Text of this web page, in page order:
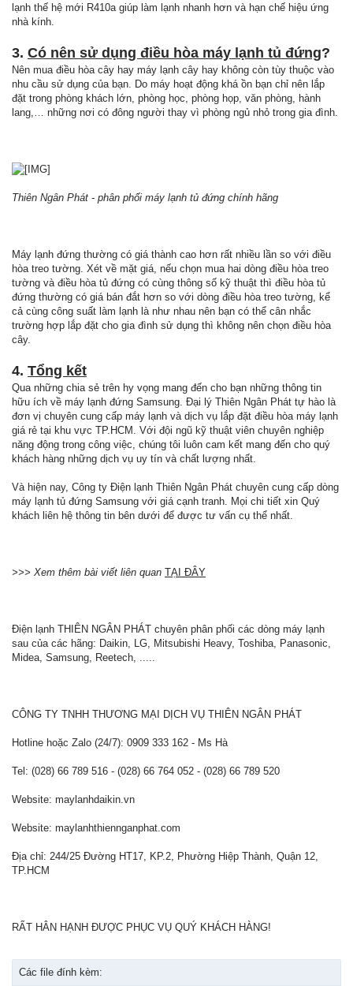
lạnh thế hệ mới R410a giúp làm lạnh nhanh hơn và hạn chế hiệu ứng
nhà kính.
3. Có nên sử dụng điều hòa máy lạnh tủ đứng?
Nên mua điều hòa cây hay máy lạnh cây hay không còn tùy thuộc vào
nhu cầu sử dụng của bạn. Do máy hoạt động khá ồn bạn chỉ nên lắp
đặt trong phòng khách lớn, phòng học, phòng họp, văn phòng, hành
lang,… những nơi có đông người thay vì phòng ngủ nhỏ trong gia đình.
Thiên Ngân Phát - phân phối máy lạnh tủ đứng chính hãng
Máy lạnh đứng thường có giá thành cao hơn rất nhiều lần so với điều
hòa treo tường. Xét về mặt giá, nếu chọn mua hai dòng điều hòa treo
tường và điều hòa tủ đứng có cùng thông số kỹ thuật thì điều hòa tủ
đứng thường có giá bán đắt hơn so với dòng điều hòa treo tường, kể
cả cùng công suất làm lạnh là như nhau nên bạn có thể cân nhắc
trường hợp lắp đặt cho gia đình sử dụng thì không nên chọn điều hòa
cây.
4. Tổng kết
Qua những chia sẻ trên hy vọng mang đến cho bạn những thông tin
hữu ích về máy lạnh đứng Samsung. Đại lý Thiên Ngân Phát tự hào là
đơn vị chuyên cung cấp máy lạnh và dịch vụ lắp đặt điều hòa máy lạnh
giá rẻ tại khu vực TP.HCM. Với đội ngũ kỹ thuật viên chuyên nghiệp
năng động trong công việc, chúng tôi luôn cam kết mang đến cho quý
khách hàng những dịch vụ uy tín và chất lượng nhất.
Và hiện nay, Công ty Điện lạnh Thiên Ngân Phát chuyên cung cấp dòng
máy lạnh tủ đứng Samsung với giá cạnh tranh. Mọi chi tiết xin Quý
khách liên hệ thông tin bên dưới để được tư vấn cụ thể nhất.
>>> Xem thêm bài viết liên quan TẠI ĐÂY
Điện lạnh THIÊN NGÂN PHÁT chuyên phân phối các dòng máy lạnh
sau của các hãng: Daikin, LG, Mitsubishi Heavy, Toshiba, Panasonic,
Midea, Samsung, Reetech, .....
CÔNG TY TNHH THƯƠNG MẠI DỊCH VỤ THIÊN NGÂN PHÁT
Hotline hoặc Zalo (24/7): 0909 333 162 - Ms Hà
Tel: (028) 66 789 516 - (028) 66 764 052 - (028) 66 789 520
Website: maylanhdaikin.vn
Website: maylanhthiennganphat.com
Địa chỉ: 244/25 Đường HT17, KP.2, Phường Hiệp Thành, Quận 12,
TP.HCM
RẤT HÂN HẠNH ĐƯỢC PHỤC VỤ QUÝ KHÁCH HÀNG!
Các file đính kèm: